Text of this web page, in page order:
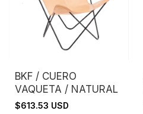
BKF / CUERO
VAQUETA / NATURAL
$613.53 USD